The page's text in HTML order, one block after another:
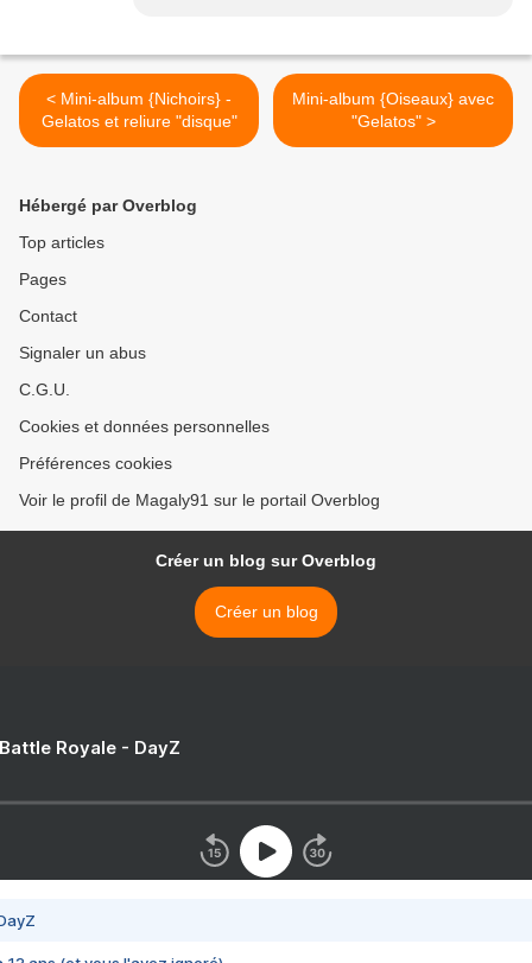
< Mini-album {Nichoirs} -
Gelatos et reliure "disque"
Mini-album {Oiseaux} avec
"Gelatos" >
Hébergé par Overblog
Top articles
Pages
Contact
Signaler un abus
C.G.U.
Cookies et données personnelles
Préférences cookies
Voir le profil de Magaly91 sur le portail Overblog
Créer un blog sur Overblog
Créer un blog
Royale - DayZ